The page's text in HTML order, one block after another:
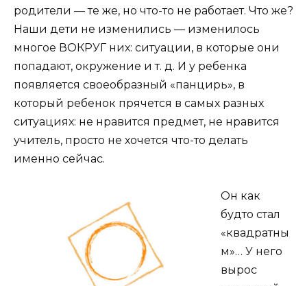
родители — те же, но что-то не работает. Что же?
Наши дети не изменились — изменилось
многое ВОКРУГ них: ситуации, в которые они
попадают, окружение и т. д. И у ребенка
появляется своеобразный «панцирь», в
который ребенок прячется в самых разных
ситуациях: не нравится предмет, не нравится
учитель, просто не хочется что-то делать
именно сейчас.
Он как
будто стал
«квадратны
м»… У него
вырос